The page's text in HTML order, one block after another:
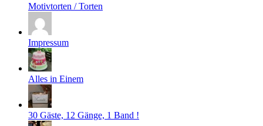
Motivtorten / Torten
Impressum
Alles in Einem
30 Gäste, 12 Gänge, 1 Band !